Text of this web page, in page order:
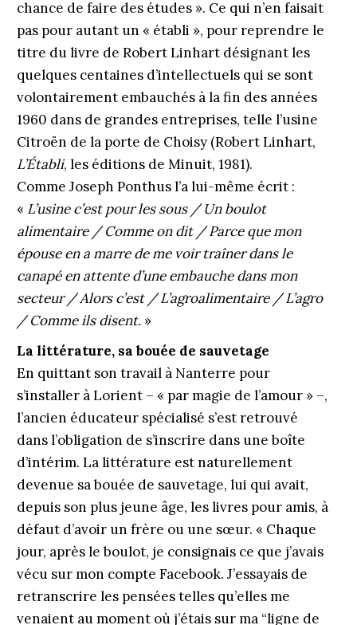
chance de faire des études ». Ce qui n’en faisait
pas pour autant un « établi », pour reprendre le
titre du livre de Robert Linhart désignant les
quelques centaines d’intellectuels qui se sont
volontairement embauchés à la fin des années
1960 dans de grandes entreprises, telle l’usine
Citroën de la porte de Choisy (Robert Linhart,
L’Établi, les éditions de Minuit, 1981).
Comme Joseph Ponthus l’a lui-même écrit :
« L’usine c’est pour les sous / Un boulot
alimentaire / Comme on dit / Parce que mon
épouse en a marre de me voir traîner dans le
canapé en attente d’une embauche dans mon
secteur / Alors c’est / L’agroalimentaire / L’agro
/ Comme ils disent.»
La littérature, sa bouée de sauvetage
En quittant son travail à Nanterre pour
s’installer à Lorient – « par magie de l’amour » –,
l’ancien éducateur spécialisé s’est retrouvé
dans l’obligation de s’inscrire dans une boîte
d’intérim. La littérature est naturellement
devenue sa bouée de sauvetage, lui qui avait,
depuis son plus jeune âge, les livres pour amis, à
défaut d’avoir un frère ou une sœur. « Chaque
jour, après le boulot, je consignais ce que j’avais
vécu sur mon compte Facebook. J’essayais de
retranscrire les pensées telles qu’elles me
venaient au moment où j’étais sur ma “ligne de